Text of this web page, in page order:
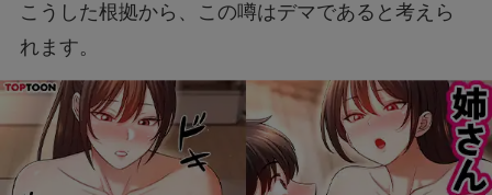
こうした根拠から、この噂はデマであると考えら
れます。